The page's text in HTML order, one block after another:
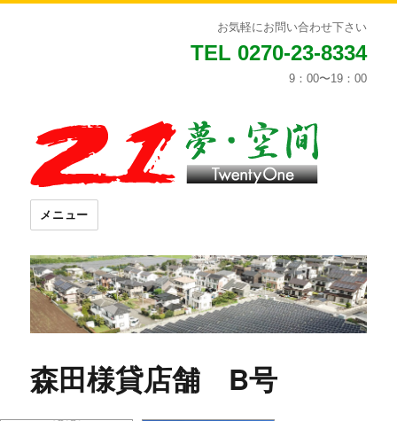
お気軽にお問い合わせ下さい
TEL 0270-23-8334
9：00〜19：00
メニュー
森田様貸店舗 B号